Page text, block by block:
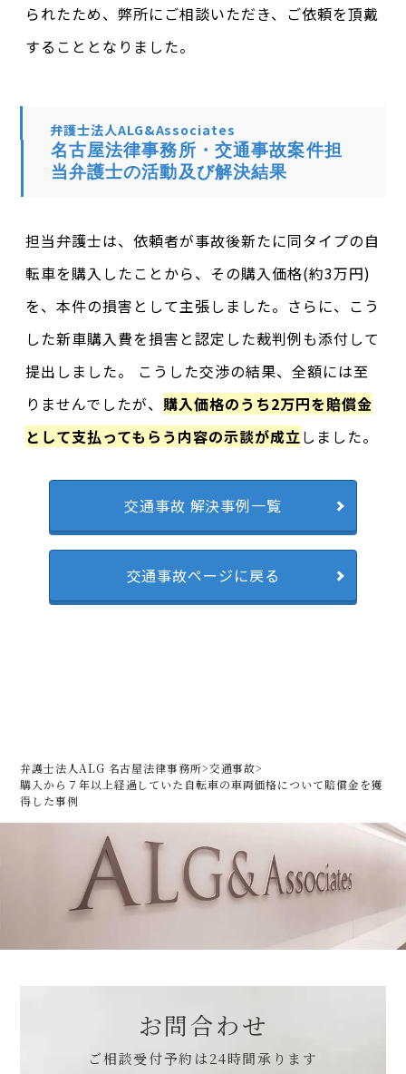
られたため、弊所にご相談いただき、ご依頼を頂戴
することとなりました。
弁護士法人ALG&Associates
名古屋法律事務所・交通事故案件担
当弁護士の活動及び解決結果
担当弁護士は、依頼者が事故後新たに同タイプの自
転車を購入したことから、その購入価格(約3万円)
を、本件の損害として主張しました。さらに、こう
した新車購入費を損害と認定した裁判例も添付して
提出しました。 こうした交渉の結果、全額には至
りませんでしたが、購入価格のうち2万円を賠償金
として支払ってもらう内容の示談が成立しました。
交通事故 解決事例一覧
交通事故ページに戻る
弁護士法人ALG 名古屋法律事務所>交通事故>
購入から７年以上経過していた自転車の車両価格について賠償金を獲
得した事例
お問合わせ
ご相談受付予約は24時間承ります